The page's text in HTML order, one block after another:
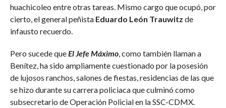
huachicoleo entre otras tareas. Mismo cargo que ocupó, por
cierto, el general peñista Eduardo León Trauwitz de
infausto recuerdo.
Pero sucede queEl Jefe Máximo, como también llaman a
Benítez, ha sido ampliamente cuestionado por la posesión
de lujosos ranchos, salones de fiestas, residencias de las que
se hizo durante su carrera policiaca que culminó como
subsecretario de Operación Policial en la SSC-CDMX.